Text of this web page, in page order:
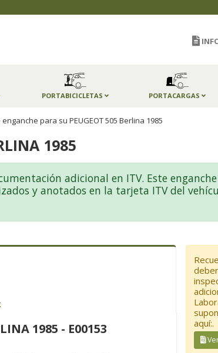
PORTABICICLETAS PORTACARGAS
para su PEUGEOT 505 Berlina 1985
1985
adicional en ITV. Este
y anotados en la tarjeta ITV del
1985 - E00153
aquí:.